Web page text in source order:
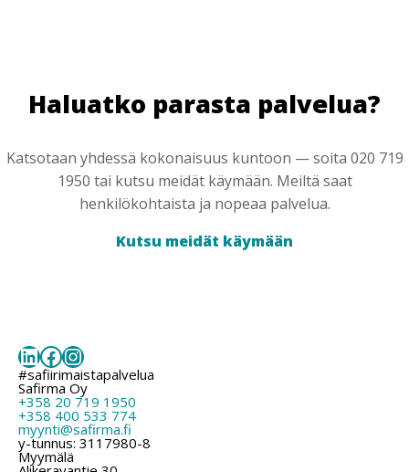
Haluatko parasta palvelua?
Katsotaan yhdessä kokonaisuus kuntoon — soita 020 719
1950 tai kutsu meidät käymään. Meiltä saat
henkilökohtaista ja nopeaa palvelua.
Kutsu meidät käymään
LinkedIn
Facebook
Instagram
#safiirimaistapalvelua
Safirma Oy
+358 20 719 1950
+358 400 533 774
myynti@safirma.fi
y-tunnus: 3117980-8
Myymälä